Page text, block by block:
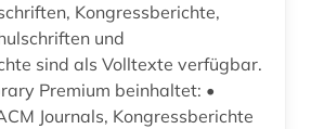
Kongressberichte,
und
sind als Volltexte verfügbar.
Premium beinhaltet: •
Journals, Kongressberichte